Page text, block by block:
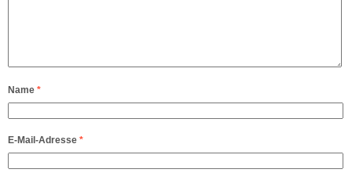
Name *
E-Mail-Adresse *